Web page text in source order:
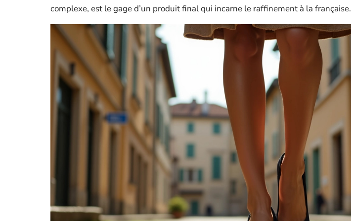
complexe, est le gage d’un produit final qui incarne le raffinement à la française.